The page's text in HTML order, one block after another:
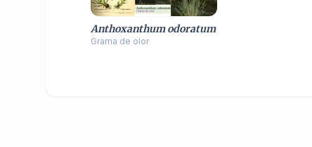
Anthoxanthum odoratum
Grama de olor